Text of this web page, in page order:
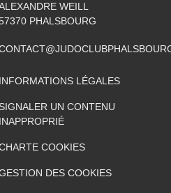
WEILL
PHALSBOURG
INFORMATIONS LÉGALES
SIGNALER UN CONTENU
INAPPROPRIÉ
COOKIES
DES COOKIES